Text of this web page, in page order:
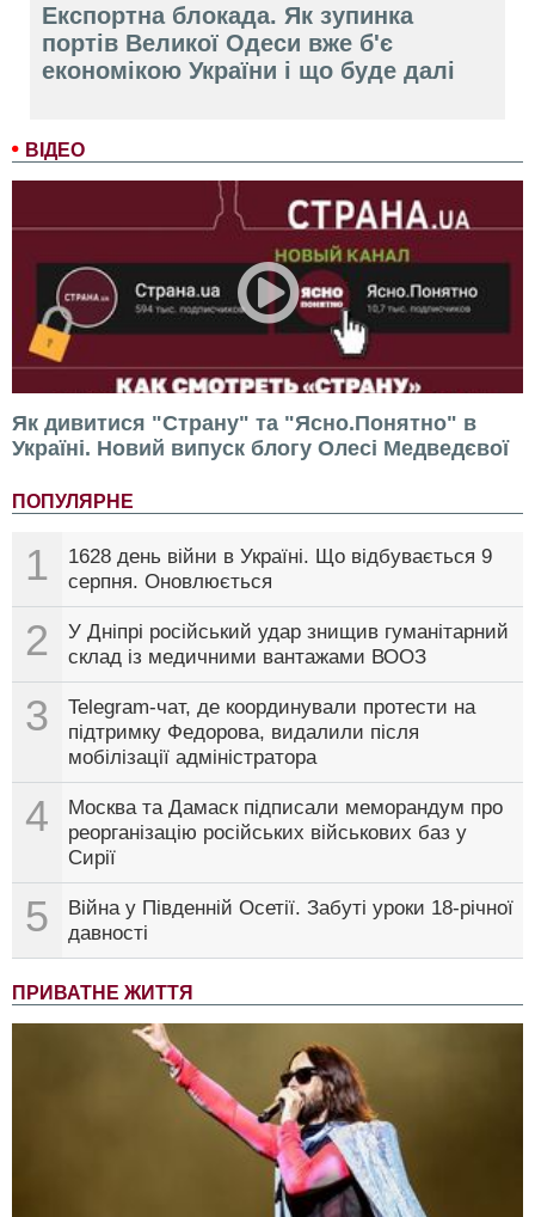
ВІДЕО
Як дивитися "Страну" та "Ясно.Понятно" в
Україні. Новий випуск блогу Олесі Медведєвої
ПОПУЛЯРНЕ
1
1628 день війни в Україні. Що відбувається 9
серпня. Оновлюється
2
У Дніпрі російський удар знищив гуманітарний
склад із медичними вантажами ВООЗ
3
Telegram-чат, де координували протести на
підтримку Федорова, видалили після
мобілізації адміністратора
4
Москва та Дамаск підписали меморандум про
реорганізацію російських військових баз у
Сирії
5
Війна у Південній Осетії. Забуті уроки 18-річної
давності
ПРИВАТНЕ ЖИТТЯ
Експортна блокада. Як зупинка
портів Великої Одеси вже б'є
економікою України і що буде далі